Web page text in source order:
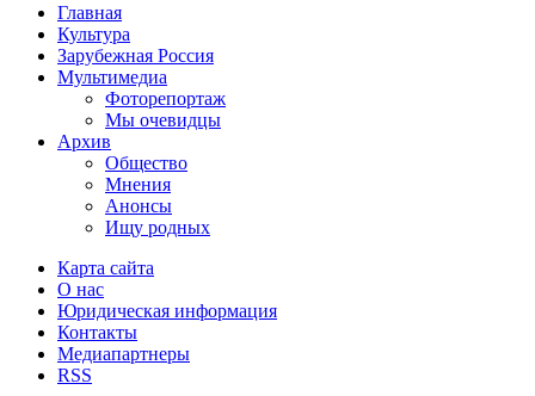
Главная
Культура
Зарубежная Россия
Мультимедиа
Фоторепортаж
Мы очевидцы
Архив
Общество
Мнения
Анонсы
Ищу родных
Карта сайта
О нас
Юридическая информация
Контакты
Медиапартнеры
RSS